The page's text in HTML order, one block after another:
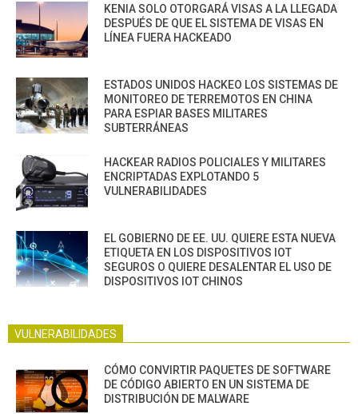
KENIA SOLO OTORGARÁ VISAS A LA LLEGADA
DESPUÉS DE QUE EL SISTEMA DE VISAS EN
LÍNEA FUERA HACKEADO
ESTADOS UNIDOS HACKEO LOS SISTEMAS DE
MONITOREO DE TERREMOTOS EN CHINA
PARA ESPIAR BASES MILITARES
SUBTERRÁNEAS
HACKEAR RADIOS POLICIALES Y MILITARES
ENCRIPTADAS EXPLOTANDO 5
VULNERABILIDADES
EL GOBIERNO DE EE. UU. QUIERE ESTA NUEVA
ETIQUETA EN LOS DISPOSITIVOS IOT
SEGUROS O QUIERE DESALENTAR EL USO DE
DISPOSITIVOS IOT CHINOS
VULNERABILIDADES
CÓMO CONVIRTIR PAQUETES DE SOFTWARE
DE CÓDIGO ABIERTO EN UN SISTEMA DE
DISTRIBUCIÓN DE MALWARE